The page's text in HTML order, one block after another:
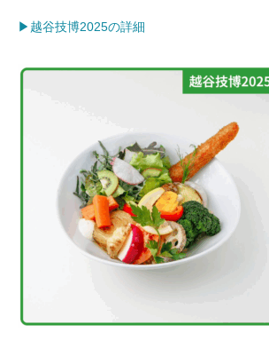
▶︎越谷技博2025の詳細